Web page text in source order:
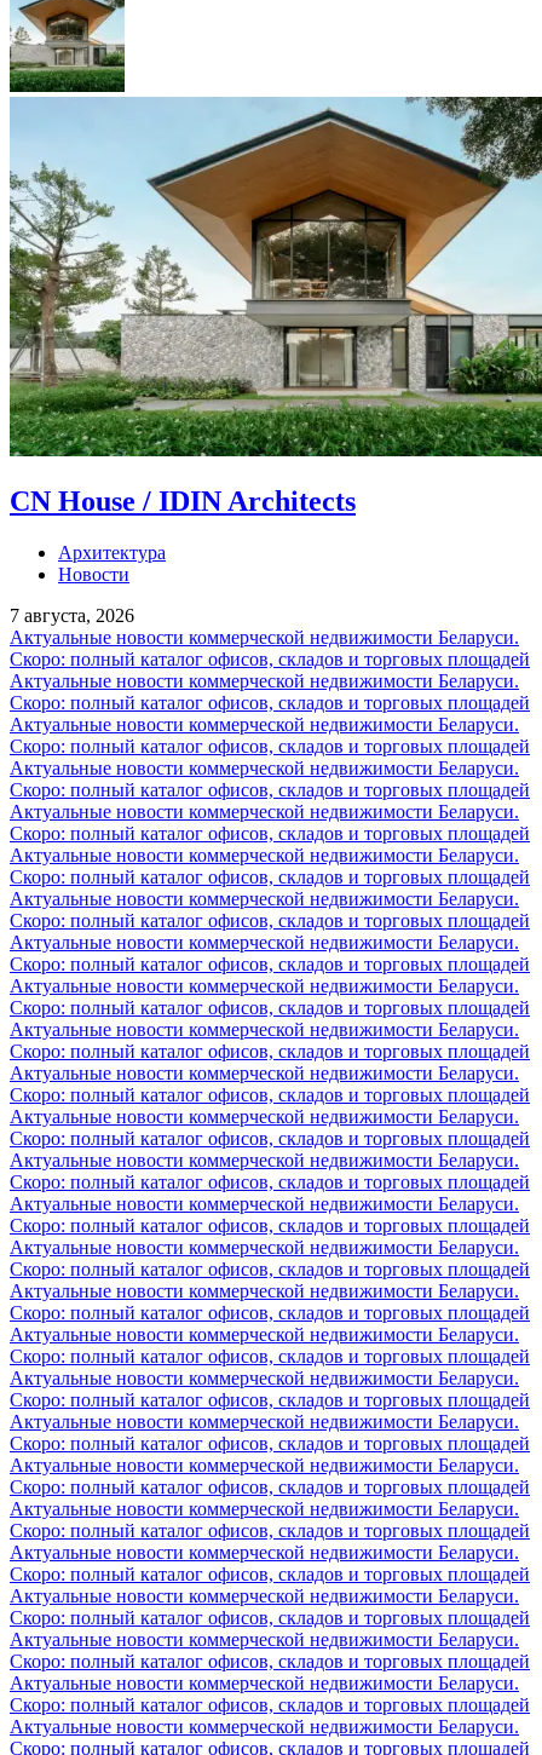
CN House / IDIN Architects
Архитектура
Новости
7 августа, 2026
Актуальные новости коммерческой недвижимости Беларуси.
Скоро: полный каталог офисов, складов и торговых площадей
Актуальные новости коммерческой недвижимости Беларуси.
Скоро: полный каталог офисов, складов и торговых площадей
Актуальные новости коммерческой недвижимости Беларуси.
Скоро: полный каталог офисов, складов и торговых площадей
Актуальные новости коммерческой недвижимости Беларуси.
Скоро: полный каталог офисов, складов и торговых площадей
Актуальные новости коммерческой недвижимости Беларуси.
Скоро: полный каталог офисов, складов и торговых площадей
Актуальные новости коммерческой недвижимости Беларуси.
Скоро: полный каталог офисов, складов и торговых площадей
Актуальные новости коммерческой недвижимости Беларуси.
Скоро: полный каталог офисов, складов и торговых площадей
Актуальные новости коммерческой недвижимости Беларуси.
Скоро: полный каталог офисов, складов и торговых площадей
Актуальные новости коммерческой недвижимости Беларуси.
Скоро: полный каталог офисов, складов и торговых площадей
Актуальные новости коммерческой недвижимости Беларуси.
Скоро: полный каталог офисов, складов и торговых площадей
Актуальные новости коммерческой недвижимости Беларуси.
Скоро: полный каталог офисов, складов и торговых площадей
Актуальные новости коммерческой недвижимости Беларуси.
Скоро: полный каталог офисов, складов и торговых площадей
Актуальные новости коммерческой недвижимости Беларуси.
Скоро: полный каталог офисов, складов и торговых площадей
Актуальные новости коммерческой недвижимости Беларуси.
Скоро: полный каталог офисов, складов и торговых площадей
Актуальные новости коммерческой недвижимости Беларуси.
Скоро: полный каталог офисов, складов и торговых площадей
Актуальные новости коммерческой недвижимости Беларуси.
Скоро: полный каталог офисов, складов и торговых площадей
Актуальные новости коммерческой недвижимости Беларуси.
Скоро: полный каталог офисов, складов и торговых площадей
Актуальные новости коммерческой недвижимости Беларуси.
Скоро: полный каталог офисов, складов и торговых площадей
Актуальные новости коммерческой недвижимости Беларуси.
Скоро: полный каталог офисов, складов и торговых площадей
Актуальные новости коммерческой недвижимости Беларуси.
Скоро: полный каталог офисов, складов и торговых площадей
Актуальные новости коммерческой недвижимости Беларуси.
Скоро: полный каталог офисов, складов и торговых площадей
Актуальные новости коммерческой недвижимости Беларуси.
Скоро: полный каталог офисов, складов и торговых площадей
Актуальные новости коммерческой недвижимости Беларуси.
Скоро: полный каталог офисов, складов и торговых площадей
Актуальные новости коммерческой недвижимости Беларуси.
Скоро: полный каталог офисов, складов и торговых площадей
Актуальные новости коммерческой недвижимости Беларуси.
Скоро: полный каталог офисов, складов и торговых площадей
Актуальные новости коммерческой недвижимости Беларуси.
Скоро: полный каталог офисов, складов и торговых площадей